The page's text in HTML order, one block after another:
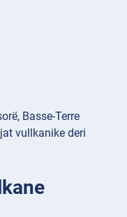
Basse-Terre
vullkanike deri